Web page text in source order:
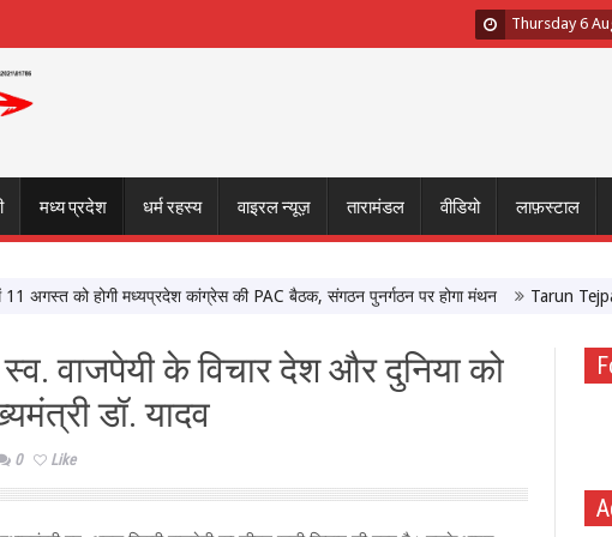
Thursday 6
मध्य प्रदेश धर्म रहस्य वाइरल न्यूज़ तारामंडल वीडियो लाफ़स्टाल
को होगी मध्यप्रदेश कांग्रेस की PAC बैठक, संगठन पुनर्गठन पर होगा मंथन Tarun Tejpal
स्व. वाजपेयी के विचार देश और दुनिया को
डॉ. यादव
0 Like